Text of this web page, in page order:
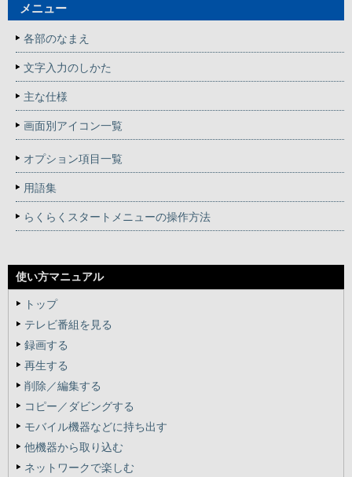
メニュー
各部のなまえ
文字入力のしかた
主な仕様
画面別アイコン一覧
オプション項目一覧
用語集
らくらくスタートメニューの操作方法
使い方マニュアル
トップ
テレビ番組を見る
録画する
再生する
削除／編集する
コピー／ダビングする
モバイル機器などに持ち出す
他機器から取り込む
ネットワークで楽しむ